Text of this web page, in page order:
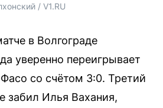
/ V1.RU
в Волгограде
уверенно переигрывает
со счётом 3:0. Третий
забил Илья Вахания,